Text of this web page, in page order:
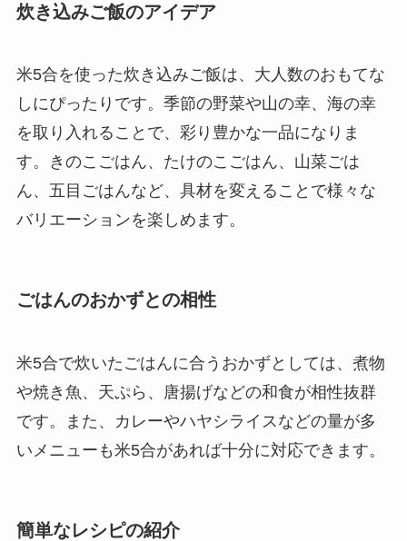
炊き込みご飯のアイデア
米5合を使った炊き込みご飯は、大人数のおもてな
しにぴったりです。季節の野菜や山の幸、海の幸
を取り入れることで、彩り豊かな一品になりま
す。きのこごはん、たけのこごはん、山菜ごは
ん、五目ごはんなど、具材を変えることで様々な
バリエーションを楽しめます。
ごはんのおかずとの相性
米5合で炊いたごはんに合うおかずとしては、煮物
や焼き魚、天ぷら、唐揚げなどの和食が相性抜群
です。また、カレーやハヤシライスなどの量が多
いメニューも米5合があれば十分に対応できます。
簡単なレシピの紹介